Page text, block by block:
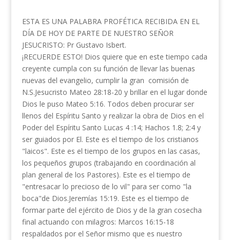
ESTA ES UNA PALABRA PROFÉTICA RECIBIDA EN EL
DÍA DE HOY DE PARTE DE NUESTRO SEÑOR
JESUCRISTO: Pr Gustavo Isbert.
¡RECUERDE ESTO! Dios quiere que en este tiempo cada
creyente cumpla con su función de llevar las buenas
nuevas del evangelio, cumplir la gran comisión de
N.S.Jesucristo Mateo 28:18-20 y brillar en el lugar donde
Dios le puso Mateo 5:16. Todos deben procurar ser
llenos del Espíritu Santo y realizar la obra de Dios en el
Poder del Espíritu Santo Lucas 4 :14; Hachos 1.8; 2:4 y
ser guiados por El. Este es el tiempo de los cristianos
"laicos". Este es el tiempo de los grupos en las casas,
los pequeños grupos (trabajando en coordinación al
plan general de los Pastores). Este es el tiempo de
"entresacar lo precioso de lo vil" para ser como "la
boca"de Dios.Jeremías 15:19. Este es el tiempo de
formar parte del ejército de Dios y de la gran cosecha
final actuando con milagros: Marcos 16:15-18
respaldados por el Señor mismo que es nuestro